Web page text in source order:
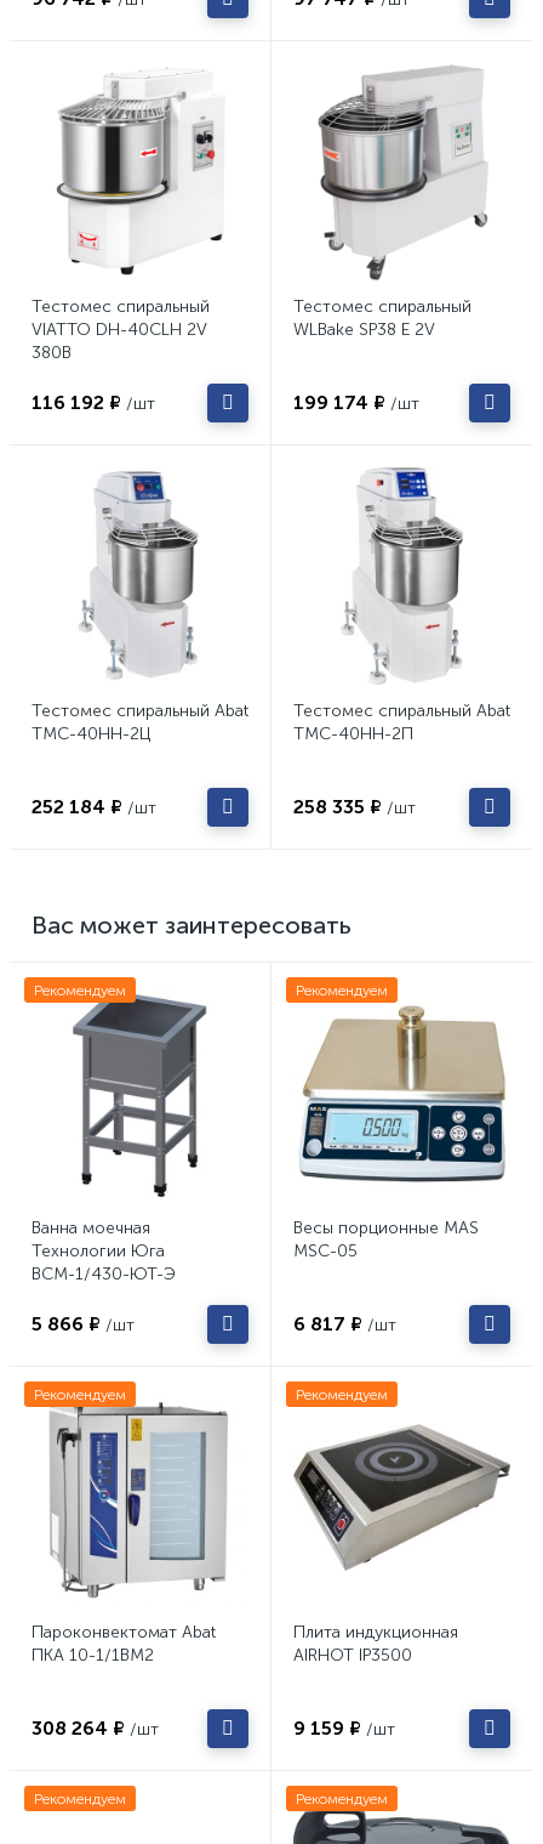
Тестомес спиральный
VIATTO DH-40СLH 2V
380В
116 192 ₽ /шт
Тестомес спиральный
WLBake SP38 E 2V
199 174 ₽ /шт
Тестомес спиральный Abat
ТМС-40НН-2Ц
252 184 ₽ /шт
Тестомес спиральный Abat
ТМС-40НН-2П
258 335 ₽ /шт
Вас может заинтересовать
Рекомендуем
Ванна моечная
Технологии Юга
ВСМ-1/430-ЮТ-Э
5 866 ₽ /шт
Рекомендуем
Весы порционные MAS
MSC-05
6 817 ₽ /шт
Рекомендуем
Пароконвектомат Abat
ПКА 10-1/1ВМ2
308 264 ₽ /шт
Рекомендуем
Плита индукционная
AIRHOT IP3500
9 159 ₽ /шт
Рекомендуем Рекомендуем